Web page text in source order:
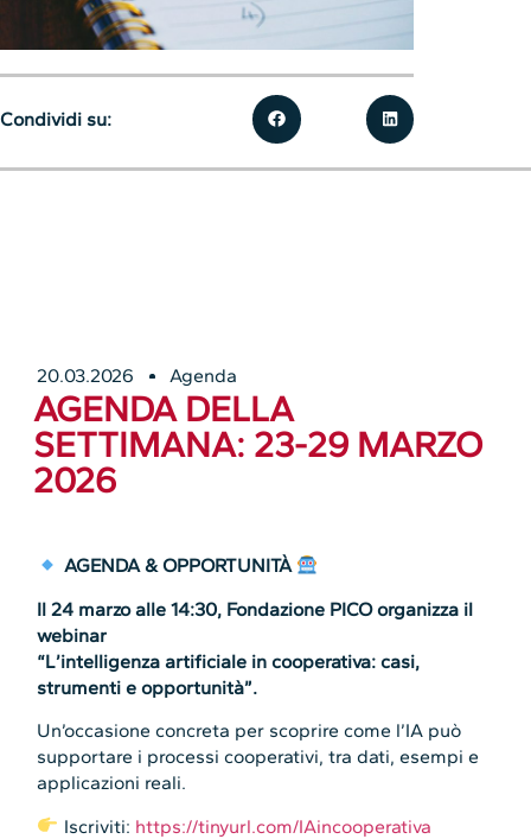
20.03.2026 Agenda
AGENDA DELLA
SETTIMANA: 23-29 MARZO
2026
AGENDA & OPPORTUNITÀ
Il 24 marzo alle 14:30, Fondazione PICO organizza il
webinar
“L’intelligenza artificiale in cooperativa: casi,
strumenti e opportunità”.
Un’occasione concreta per scoprire come l’IA può
supportare i processi cooperativi, tra dati, esempi e
applicazioni reali.
Iscriviti: https://tinyurl.com/IAincooperativa
Condividi su: